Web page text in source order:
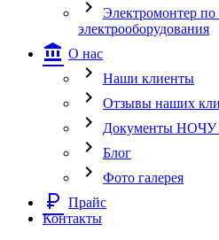
chevron_right
Электромонтер
электрооборудования
account_balance О нас
chevron_right Наши клиенты
chevron_right Отзывы наших
chevron_right Документы
chevron_right Блог
chevron_right Фото галерея
currency_ruble Прайс
Контакты